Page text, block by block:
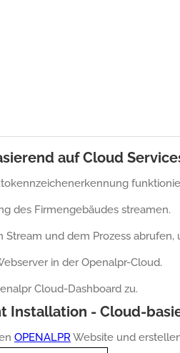
auf Cloud
des Firmengebäudes streamen.
Stream und dem Prozess
in der Openalpr-Cloud.
Cloud-Dashboard zu.
Installation - Cloud-
OPENALPRWebsite und